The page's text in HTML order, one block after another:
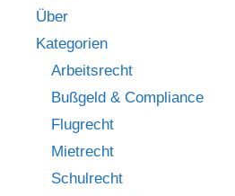
Über
Kategorien
Arbeitsrecht
Bußgeld & Compliance
Flugrecht
Mietrecht
Schulrecht